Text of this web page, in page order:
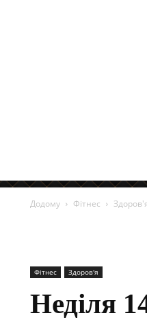
Додому Фітнес
Фітнес Здоров'я
Неділя